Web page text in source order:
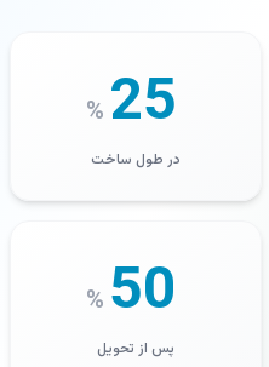
25
%
در طول ساخت
50
%
پس از تحویل